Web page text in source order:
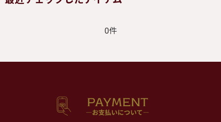
0件